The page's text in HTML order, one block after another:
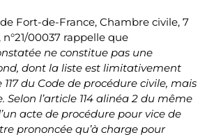
Fort-de-France, Chambre civile, 7
00037 rappelle que
ne constitue pas une
dont la liste est limitativement
117 du Code de procédure civile, mais
Selon l’article 114 alinéa 2 du même
acte de procédure pour vice de
prononcée qu’à charge pour